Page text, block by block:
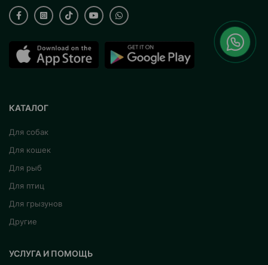
КАТАЛОГ
Для собак
Для кошек
Для рыб
Для птиц
Для грызунов
Другие
УСЛУГА И ПОМОЩЬ